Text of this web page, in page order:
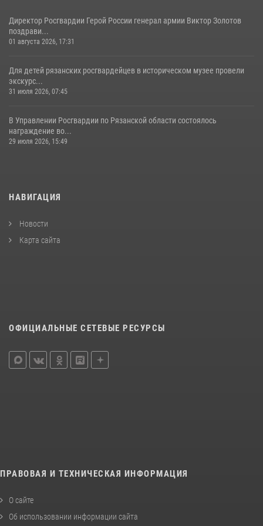
Директор Росгвардии Герой России генерал армии Виктор Золотов
поздрави...
01 августа 2026, 17:31
Для детей рязанских росгвардейцев в историческом музее провели
экскурс...
31 июля 2026, 07:45
В Управлении Росгвардии по Рязанской области состоялось
награждение во...
29 июля 2026, 15:49
НАВИГАЦИЯ
Новости
Карта сайта
ОФИЦИАЛЬНЫЕ СЕТЕВЫЕ РЕСУРСЫ
ПРАВОВАЯ И ТЕХНИЧЕСКАЯ ИНФОРМАЦИЯ
О сайте
Об использовании информации сайта